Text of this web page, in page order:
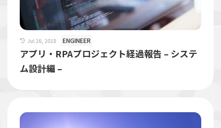
Jul 26, 2018 ENGINEER
アプリ・RPAプロジェクト経過報告 – システ
ム設計編 –